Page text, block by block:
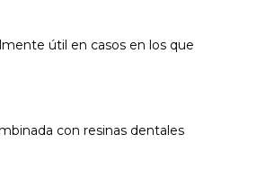
útil en casos en los que
con resinas dentales